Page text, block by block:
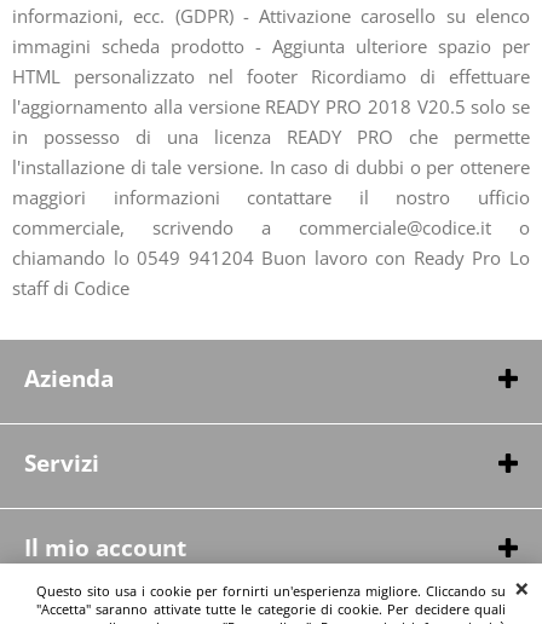
Questo sito usa i cookie per fornirti un'esperienza migliore. Cliccando su
"Accetta" saranno attivate tutte le categorie di cookie. Per decidere quali
informazioni, ecc. (GDPR) - Attivazione carosello su elenco
immagini scheda prodotto - Aggiunta ulteriore spazio per
HTML personalizzato nel footer Ricordiamo di effettuare
l'aggiornamento alla versione READY PRO 2018 V20.5 solo se
in possesso di una licenza READY PRO che permette
l'installazione di tale versione. In caso di dubbi o per ottenere
maggiori informazioni contattare il nostro ufficio
commerciale, scrivendo a commerciale@codice.it o
chiamando lo 0549 941204 Buon lavoro con Ready Pro Lo
staff di Codice
Azienda
Cerca su Google
Servizi
Condizioni di vendita
azienda
Il mio account
Galleria
Tel: 0549 941204 PIVA: 0004472772199 E-mail: